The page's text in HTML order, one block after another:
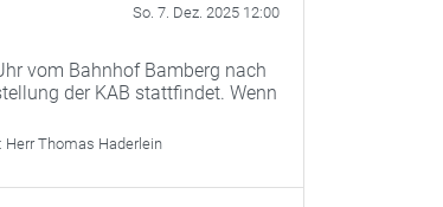
So. 7. Dez. 2025 12:00
vom Bahnhof Bamberg nach
der KAB stattfindet. Wenn
Herr Thomas Haderlein